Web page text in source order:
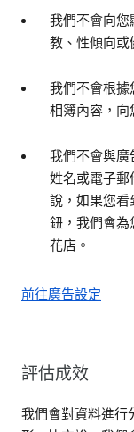
我們不會向您
教、性傾向或
我們不會根據
相簿內容，向
我們不會與廣
姓名或電子郵
說，如果您看
鈕，我們會為
花店。
前往廣告設定
評估成效
我們會對資料進行